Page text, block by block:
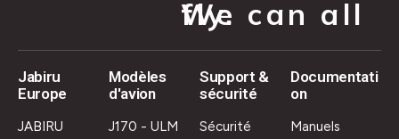
We can all fly.
Jabiru
Europe
JABIRU
Modèles
d'avion
J170 - ULM
Support &
sécurité
Sécurité
Documentati
on
Manuels